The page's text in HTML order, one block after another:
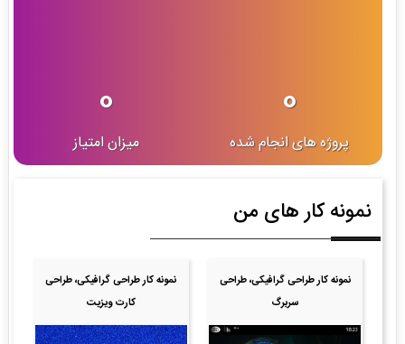
0
پروژه های انجام شده
0
میزان امتیاز
نمونه کار های من
نمونه کار طراحی گرافیکی، طراحی
سربرگ
نمونه کار طراحی گرافیکی، طراحی
کارت ویزیت